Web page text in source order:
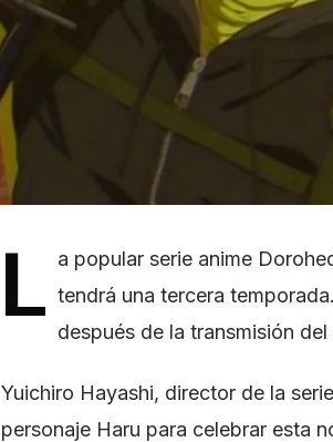
L a popular serie anime
tendrá una tercera
después de la transmisión
Yuichiro Hayashi, director de la
personaje Haru para celebrar esta